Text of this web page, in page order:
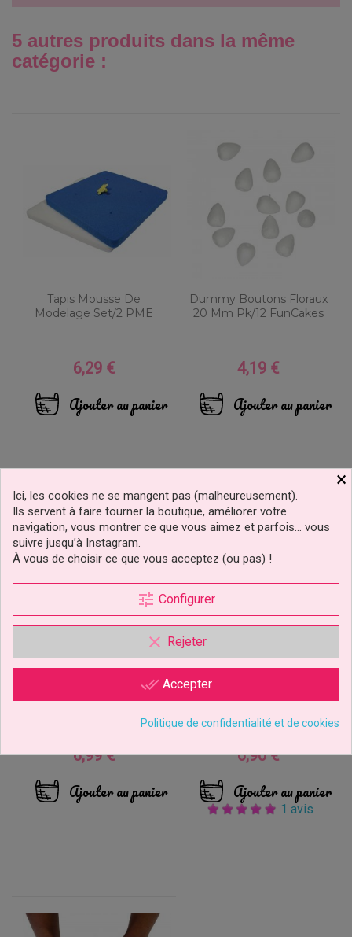
5 autres produits dans la même
catégorie :
Tapis Mousse De
Modelage Set/2 PME
Prix
6,29 €
Ajouter au panier
Dummy Boutons Floraux
20 Mm Pk/12 FunCakes
Prix
4,19 €
Ajouter au panier
Base De Forme Et
Sechage Pour Fleur Wilton
Prix
6,99 €
Ajouter au panier
Outil Brosse De Texture
Prix
6,90 €
Ajouter au panier
1 avis
×
Ici, les cookies ne se mangent pas (malheureusement).
Ils servent à faire tourner la boutique, améliorer votre
navigation, vous montrer ce que vous aimez et parfois… vous
suivre jusqu’à Instagram.
À vous de choisir ce que vous acceptez (ou pas) !
tune Configurer
clear Rejeter
done_all Accepter
Politique de confidentialité et de cookies